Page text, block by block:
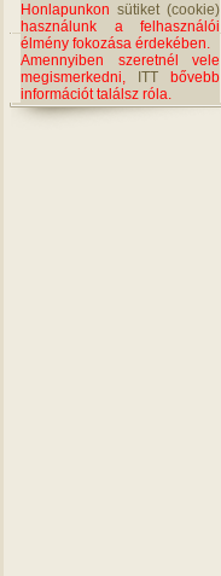
Honlapunkon sütiket (cookie)
használunk a felhasználói
élmény fokozása érdekében.
Amennyiben szeretnél vele
megismerkedni,
ITT bővebb
információt találsz róla.